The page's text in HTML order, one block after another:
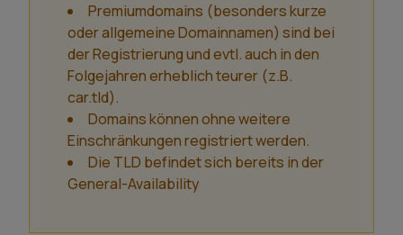
Premiumdomains (besonders kurze
oder allgemeine Domainnamen) sind bei
der Registrierung und evtl. auch in den
Folgejahren erheblich teurer (z.B.
car.tld).
Domains können ohne weitere
Einschränkungen registriert werden.
Die TLD befindet sich bereits in der
General-Availability